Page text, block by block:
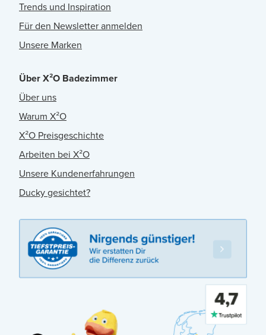
Trends und Inspiration
Für den Newsletter anmelden
Unsere Marken
Über X²O Badezimmer
Über uns
Warum X²O
X²O Preisgeschichte
Arbeiten bei X²O
Unsere Kundenerfahrungen
Ducky gesichtet?